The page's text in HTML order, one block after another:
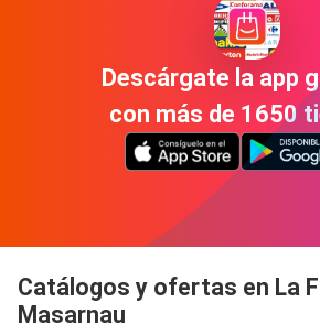
Descárgate la app
con más de 1650
Catálogos y ofertas en La
Masarnau